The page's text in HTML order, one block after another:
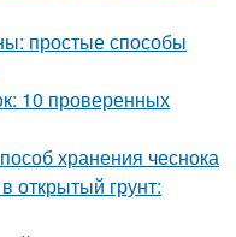
простые способы
10 проверенных
хранения чеснока
открытый грунт: